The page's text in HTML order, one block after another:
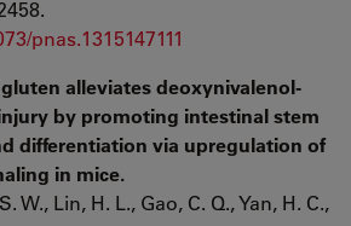
pnas.1315147111
alleviates deoxynivalenol-
by promoting intestinal stem
differentiation via upregulation of
in mice.
W., Lin, H. L., Gao, C. Q., Yan, H. C.,